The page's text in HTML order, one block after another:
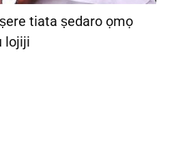
tiata ṣedaro ọmọ
lojiji